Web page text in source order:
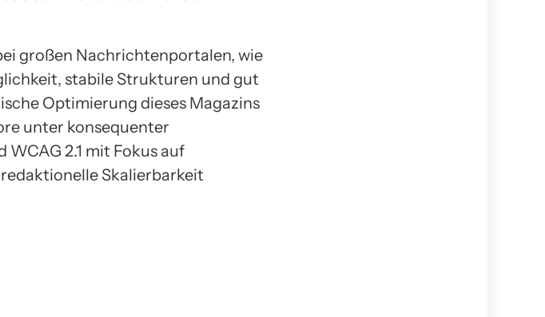
großen Nachrichtenportalen, wie
stabile Strukturen und gut
Optimierung dieses Magazins
unter konsequenter
2.1 mit Fokus auf
Skalierbarkeit